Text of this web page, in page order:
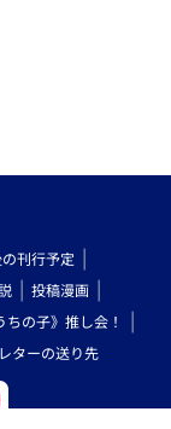
刊行予定
投稿漫画
ちの子》推し会！
ターの送り先